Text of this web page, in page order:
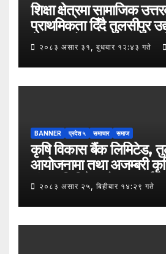
शिक्षा क्षेत्रमा सामाजिक
प्राथमिकता दिँदै तुलसीपुर
नेपाल उद्योग व्यापार
दिवसको अवसर पारेर तुलसीपुर
उपमहानगरपालिका–५,
जनश्रमिक आ बि विद्यालयका
२०८३ असार ३१, बुधबार १२:४३ गते
BANNER प्रदेश ५ समाचार समाज
कृषि विकास बैंक लिमिटेड,
आयोजनामा तथा अजम्बरी
संस्था लिमिटेडको
समावेशी रूपान्तरणका लागि
(VITA) कार्यक्रम अन्तर्गत
किसान र व्यापारीबीच
२०८३ असार २५, बिहीबार १४:२९ गते